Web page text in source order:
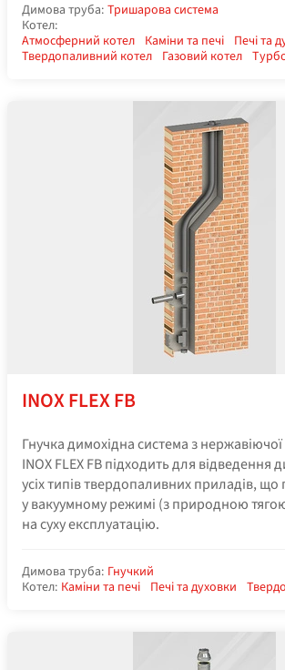
Димова труба: Тришарова система
Котел:
Атмосферний котел Каміни та печі Печі та
Твердопаливний котел Газовий котел
INOX FLEX FB
Гнучка димохідна система з нержавіючої
INOX FLEX FB підходить для відведення
усіх типів твердопаливних приладів,
у вакуумному режимі (з природною
на суху експлуатацію.
Димова труба: Гнучкий
Котел: Каміни та печі Печі та духовки